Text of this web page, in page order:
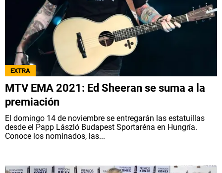
EXTRA
MTV EMA 2021: Ed Sheeran se suma a la
premiación
El domingo 14 de noviembre se entregarán las estatuillas
desde el Papp László Budapest Sportaréna en Hungría.
Conoce los nominados, las...